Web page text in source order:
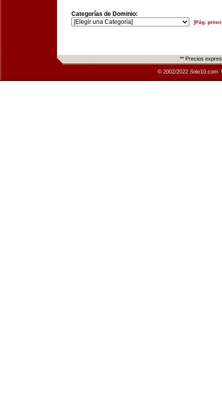
Categorías de Dominio:
[Pág.
** Precios
© 2002/2022 Solo10.com